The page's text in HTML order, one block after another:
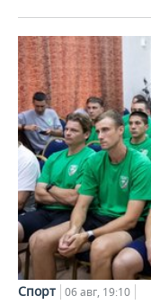
Спорт 06 авг, 19:10